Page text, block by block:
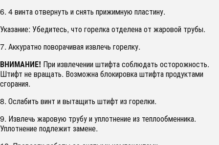
6. 4 винта отвернуть и снять прижимную пластину.
Указание: Убедитесь, что горелка отделена от жаровой трубы.
7. Аккуратно поворачивая извлечь горелку.
ВНИМАНИЕ! При извлечении штифта соблюдать осторожность.
Штифт не вращать. Возможна блокировка штифта продуктами
сгорания.
8. Ослабить винт и вытащить штифт из горелки.
9. Извлечь жаровую трубу и уплотнение из теплообменника.
Уплотнение подлежит замене.